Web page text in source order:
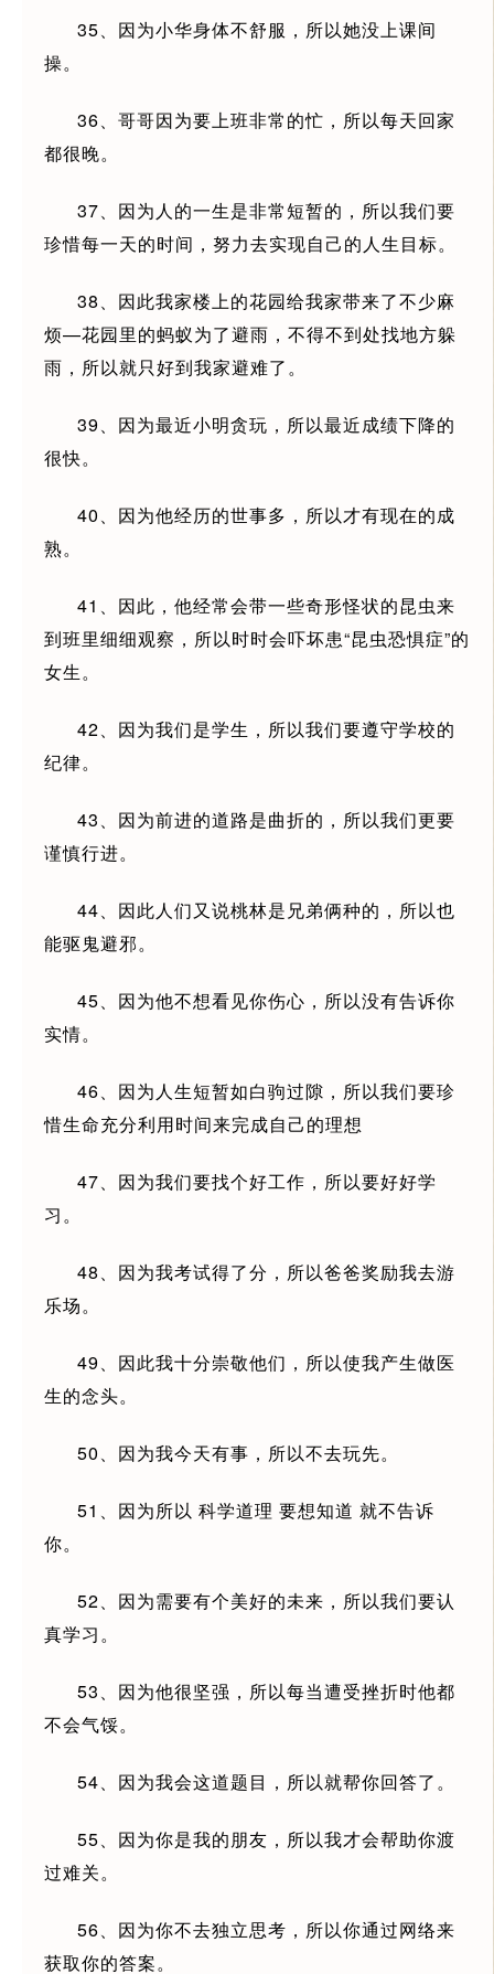
35、因为小华身体不舒服，所以她没上课间
操。
36、哥哥因为要上班非常的忙，所以每天回家
都很晚。
37、因为人的一生是非常短暂的，所以我们要
珍惜每一天的时间，努力去实现自己的人生目标。
38、因此我家楼上的花园给我家带来了不少麻
烦—花园里的蚂蚁为了避雨，不得不到处找地方躲
雨，所以就只好到我家避难了。
39、因为最近小明贪玩，所以最近成绩下降的
很快。
40、因为他经历的世事多，所以才有现在的成
熟。
41、因此，他经常会带一些奇形怪状的昆虫来
到班里细细观察，所以时时会吓坏患“昆虫恐惧症”的
女生。
42、因为我们是学生，所以我们要遵守学校的
纪律。
43、因为前进的道路是曲折的，所以我们更要
谨慎行进。
44、因此人们又说桃林是兄弟俩种的，所以也
能驱鬼避邪。
45、因为他不想看见你伤心，所以没有告诉你
实情。
46、因为人生短暂如白驹过隙，所以我们要珍
惜生命充分利用时间来完成自己的理想
47、因为我们要找个好工作，所以要好好学
习。
48、因为我考试得了分，所以爸爸奖励我去游
乐场。
49、因此我十分崇敬他们，所以使我产生做医
生的念头。
50、因为我今天有事，所以不去玩先。
51、因为所以 科学道理 要想知道 就不告诉
你。
52、因为需要有个美好的未来，所以我们要认
真学习。
53、因为他很坚强，所以每当遭受挫折时他都
不会气馁。
54、因为我会这道题目，所以就帮你回答了。
55、因为你是我的朋友，所以我才会帮助你渡
过难关。
56、因为你不去独立思考，所以你通过网络来
获取你的答案。